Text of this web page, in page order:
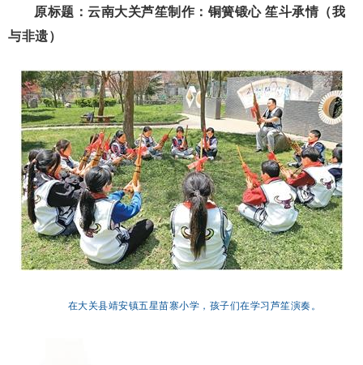
原标题：云南大关芦笙制作：铜簧锻心 笙斗承情（我
与非遗）
在大关县靖安镇五星苗寨小学，孩子们在学习芦笙演奏。